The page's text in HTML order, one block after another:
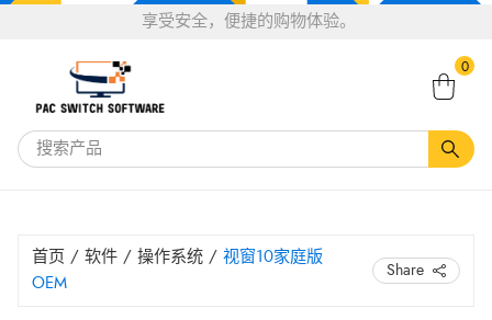
告诉一个关于Pacswitch软件的恶魔 下单可享20％
享受安全，便捷的购物体验。
0
首页 / 软件 / 操作系统 / 视窗10家庭版
OEM
Share